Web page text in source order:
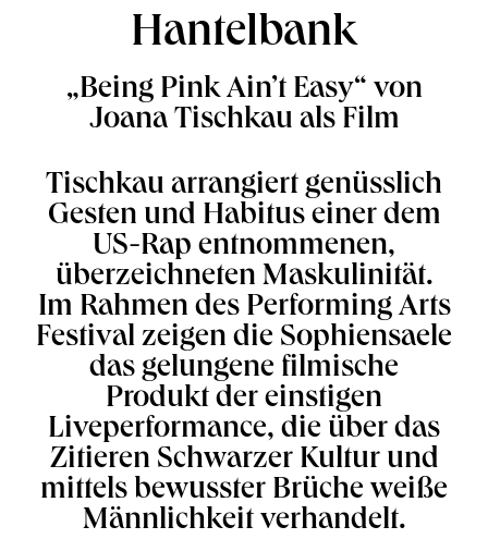
Hantelbank
„Being Pink Ain’t Easy“ von
Joana Tischkau als Film
Tischkau arrangiert genüsslich
Gesten und Habitus einer dem
US-Rap entnommenen,
überzeichneten Maskulinität.
Im Rahmen des Performing Arts
Festival zeigen die Sophiensaele
das gelungene filmische
Produkt der einstigen
Liveperformance, die über das
Zitieren Schwarzer Kultur und
mittels bewusster Brüche weiße
Männlichkeit verhandelt.